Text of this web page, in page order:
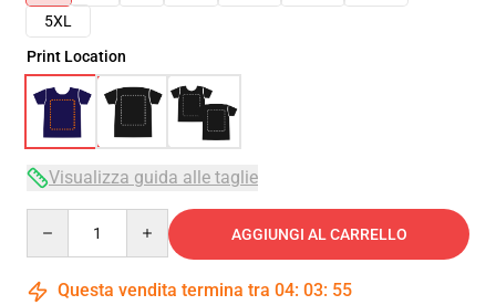
5XL
Print Location
Visualizza guida alle taglie
AGGIUNGI AL CARRELLO
Questa vendita termina tra 04: 03: 54